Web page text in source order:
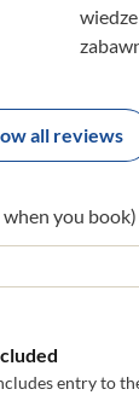
all reviews
you book)
entry to